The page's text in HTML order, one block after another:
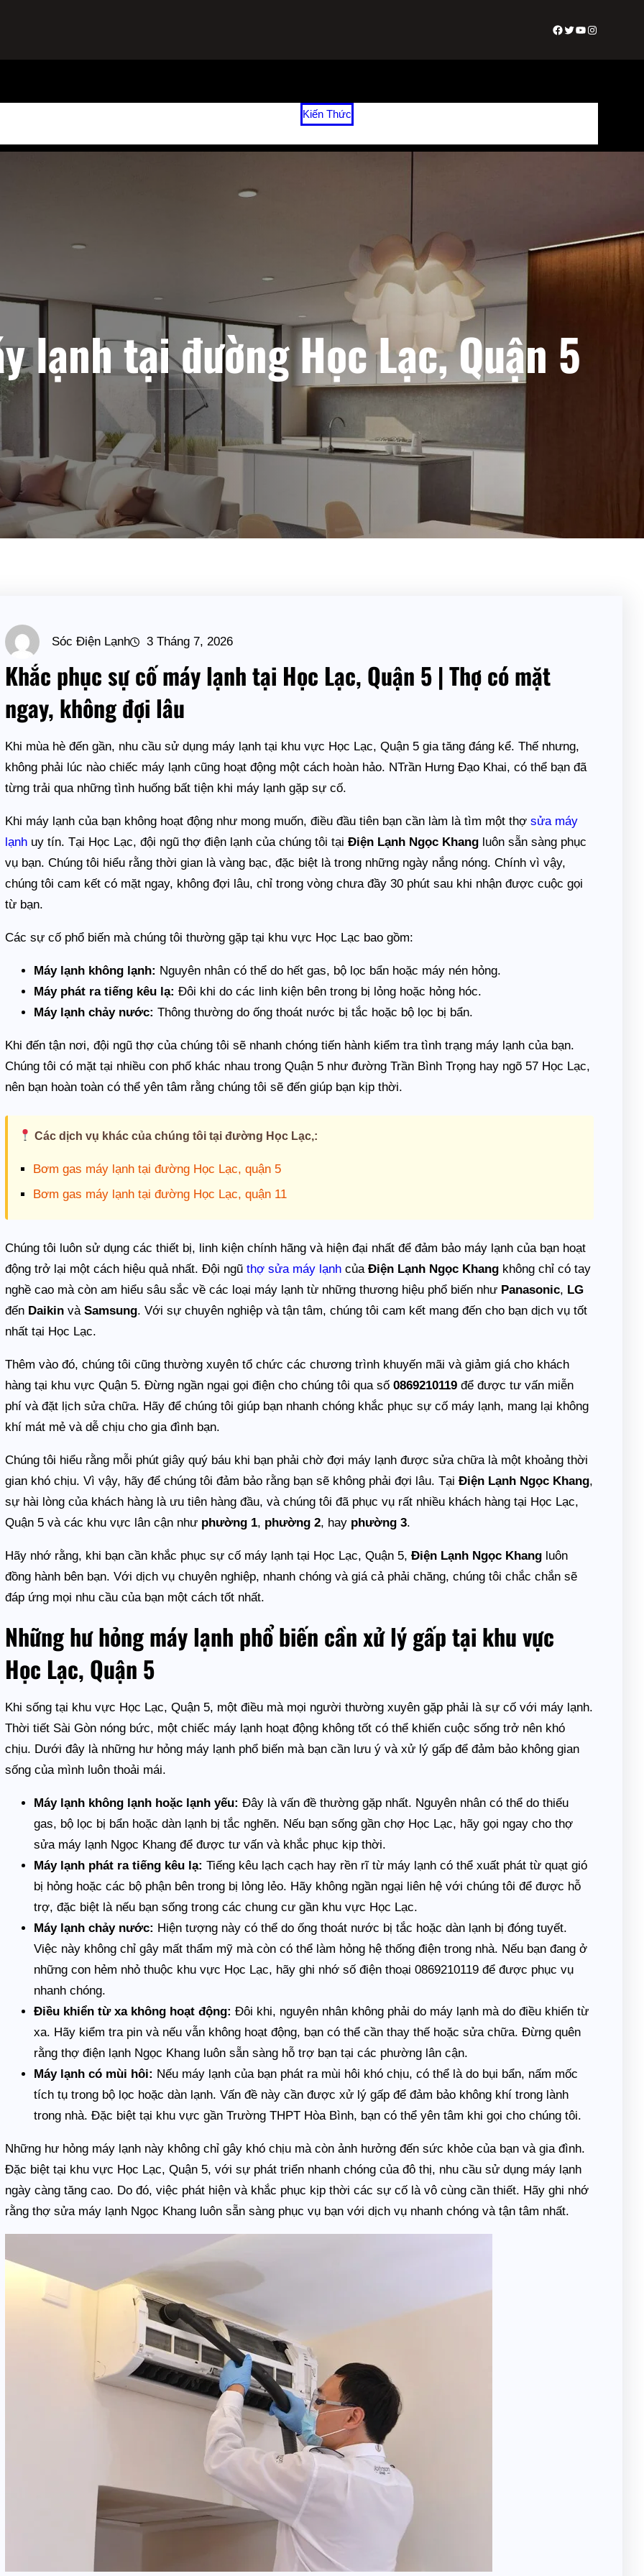
Facebook
Twitter
Youtube
Instagram
Kiến Thức
lạnh tại đường Học Lạc, Quận 5
Sóc Điện Lạnh 3 Tháng 7, 2026
Khắc phục sự cố máy lạnh tại Học Lạc, Quận 5 | Thợ có mặt
ngay, không đợi lâu
Khi mùa hè đến gần, nhu cầu sử dụng máy lạnh tại khu vực Học Lạc, Quận 5 gia tăng đáng kể. Thế nhưng,
không phải lúc nào chiếc máy lạnh cũng hoạt động một cách hoàn hảo. NTrần Hưng Đạo Khai, có thể bạn đã
từng trải qua những tình huống bất tiện khi máy lạnh gặp sự cố.
Khi máy lạnh của bạn không hoạt động như mong muốn, điều đầu tiên bạn cần làm là tìm một thợsửa máy
lạnh uy tín. Tại Học Lạc, đội ngũ thợ điện lạnh của chúng tôi tạiĐiện Lạnh Ngọc Khang luôn sẵn sàng phục
vụ bạn. Chúng tôi hiểu rằng thời gian là vàng bạc, đặc biệt là trong những ngày nắng nóng. Chính vì vậy,
chúng tôi cam kết có mặt ngay, không đợi lâu, chỉ trong vòng chưa đầy 30 phút sau khi nhận được cuộc gọi
từ bạn.
Các sự cố phổ biến mà chúng tôi thường gặp tại khu vực Học Lạc bao gồm:
Máy lạnh không lạnh: Nguyên nhân có thể do hết gas, bộ lọc bẩn hoặc máy nén hỏng.
Máy phát ra tiếng kêu lạ: Đôi khi do các linh kiện bên trong bị lỏng hoặc hỏng hóc.
Máy lạnh chảy nước: Thông thường do ống thoát nước bị tắc hoặc bộ lọc bị bẩn.
Khi đến tận nơi, đội ngũ thợ của chúng tôi sẽ nhanh chóng tiến hành kiểm tra tình trạng máy lạnh của bạn.
Chúng tôi có mặt tại nhiều con phố khác nhau trong Quận 5 như đường Trần Bình Trọng hay ngõ 57 Học Lạc,
nên bạn hoàn toàn có thể yên tâm rằng chúng tôi sẽ đến giúp bạn kịp thời.
Các dịch vụ khác của chúng tôi tại đường Học Lạc,:
Bơm gas máy lạnh tại đường Học Lạc, quận 5
Bơm gas máy lạnh tại đường Học Lạc, quận 11
Chúng tôi luôn sử dụng các thiết bị, linh kiện chính hãng và hiện đại nhất để đảm bảo máy lạnh của bạn hoạt
động trở lại một cách hiệu quả nhất. Đội ngũthợ sửa máy lạnh củaĐiện Lạnh Ngọc Khang không chỉ có tay
nghề cao mà còn am hiểu sâu sắc về các loại máy lạnh từ những thương hiệu phổ biến như Panasonic, LG
đến Daikin vàSamsung. Với sự chuyên nghiệp và tận tâm, chúng tôi cam kết mang đến cho bạn dịch vụ tốt
nhất tại Học Lạc.
Thêm vào đó, chúng tôi cũng thường xuyên tổ chức các chương trình khuyến mãi và giảm giá cho khách
hàng tại khu vực Quận 5. Đừng ngần ngại gọi điện cho chúng tôi qua số0869210119 để được tư vấn miễn
phí và đặt lịch sửa chữa. Hãy để chúng tôi giúp bạn nhanh chóng khắc phục sự cố máy lạnh, mang lại không
khí mát mẻ và dễ chịu cho gia đình bạn.
Chúng tôi hiểu rằng mỗi phút giây quý báu khi bạn phải chờ đợi máy lạnh được sửa chữa là một khoảng thời
gian khó chịu. Vì vậy, hãy để chúng tôi đảm bảo rằng bạn sẽ không phải đợi lâu. TạiĐiện Lạnh Ngọc Khang,
sự hài lòng của khách hàng là ưu tiên hàng đầu, và chúng tôi đã phục vụ rất nhiều khách hàng tại Học Lạc,
Quận 5 và các khu vực lân cận như phường 1, phường 2, hay phường 3.
Hãy nhớ rằng, khi bạn cần khắc phục sự cố máy lạnh tại Học Lạc, Quận 5,Điện Lạnh Ngọc Khang luôn
đồng hành bên bạn. Với dịch vụ chuyên nghiệp, nhanh chóng và giá cả phải chăng, chúng tôi chắc chắn sẽ
đáp ứng mọi nhu cầu của bạn một cách tốt nhất.
Những hư hỏng máy lạnh phổ biến cần xử lý gấp tại khu vực
Học Lạc, Quận 5
Khi sống tại khu vực Học Lạc, Quận 5, một điều mà mọi người thường xuyên gặp phải là sự cố với máy lạnh.
Thời tiết Sài Gòn nóng bức, một chiếc máy lạnh hoạt động không tốt có thể khiến cuộc sống trở nên khó
chịu. Dưới đây là những hư hỏng máy lạnh phổ biến mà bạn cần lưu ý và xử lý gấp để đảm bảo không gian
sống của mình luôn thoải mái.
Máy lạnh không lạnh hoặc lạnh yếu: Đây là vấn đề thường gặp nhất. Nguyên nhân có thể do thiếu
gas, bộ lọc bị bẩn hoặc dàn lạnh bị tắc nghẽn. Nếu bạn sống gần chợ Học Lạc, hãy gọi ngay cho thợ
sửa máy lạnh Ngọc Khang để được tư vấn và khắc phục kịp thời.
Máy lạnh phát ra tiếng kêu lạ: Tiếng kêu lạch cạch hay rền rĩ từ máy lạnh có thể xuất phát từ quạt gió
bị hỏng hoặc các bộ phận bên trong bị lỏng lẻo. Hãy không ngần ngại liên hệ với chúng tôi để được hỗ
trợ, đặc biệt là nếu bạn sống trong các chung cư gần khu vực Học Lạc.
Máy lạnh chảy nước: Hiện tượng này có thể do ống thoát nước bị tắc hoặc dàn lạnh bị đóng tuyết.
Việc này không chỉ gây mất thẩm mỹ mà còn có thể làm hỏng hệ thống điện trong nhà. Nếu bạn đang ở
những con hẻm nhỏ thuộc khu vực Học Lạc, hãy ghi nhớ số điện thoại 0869210119 để được phục vụ
nhanh chóng.
Điều khiển từ xa không hoạt động: Đôi khi, nguyên nhân không phải do máy lạnh mà do điều khiển từ
xa. Hãy kiểm tra pin và nếu vẫn không hoạt động, bạn có thể cần thay thế hoặc sửa chữa. Đừng quên
rằng thợ điện lạnh Ngọc Khang luôn sẵn sàng hỗ trợ bạn tại các phường lân cận.
Máy lạnh có mùi hôi: Nếu máy lạnh của bạn phát ra mùi hôi khó chịu, có thể là do bụi bẩn, nấm mốc
tích tụ trong bộ lọc hoặc dàn lạnh. Vấn đề này cần được xử lý gấp để đảm bảo không khí trong lành
trong nhà. Đặc biệt tại khu vực gần Trường THPT Hòa Bình, bạn có thể yên tâm khi gọi cho chúng tôi.
Những hư hỏng máy lạnh này không chỉ gây khó chịu mà còn ảnh hưởng đến sức khỏe của bạn và gia đình.
Đặc biệt tại khu vực Học Lạc, Quận 5, với sự phát triển nhanh chóng của đô thị, nhu cầu sử dụng máy lạnh
ngày càng tăng cao. Do đó, việc phát hiện và khắc phục kịp thời các sự cố là vô cùng cần thiết. Hãy ghi nhớ
rằng thợ sửa máy lạnh Ngọc Khang luôn sẵn sàng phục vụ bạn với dịch vụ nhanh chóng và tận tâm nhất.